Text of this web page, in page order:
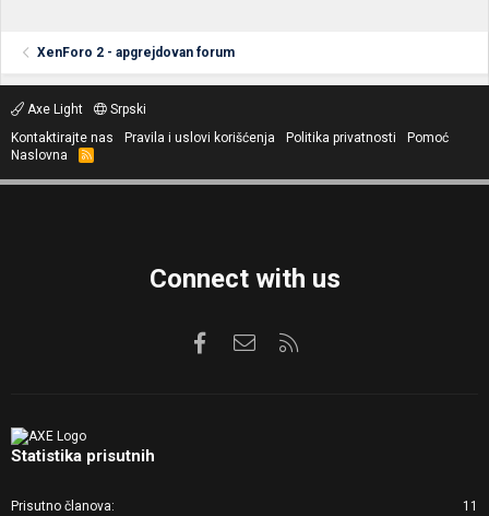
XenForo 2 - apgrejdovan forum
Axe Light
Srpski
Kontaktirajte nas
Pravila i uslovi korišćenja Politika privatnosti
Pomoć
Naslovna
R
S
Connect with us
FacebookKontaktirajte nas
Statistika prisutnih
Prisutno članova 11